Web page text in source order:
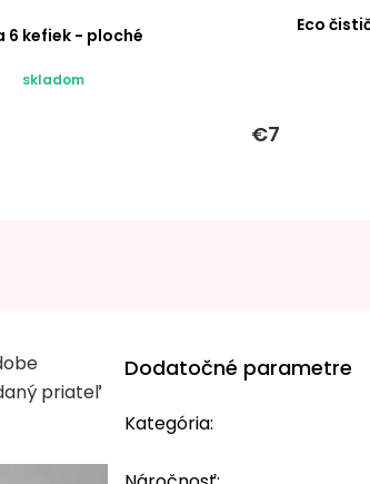
6 kefiek - ploché
skladom
Eco
€7
priateľ
Dodatočné parametre
Kategória: